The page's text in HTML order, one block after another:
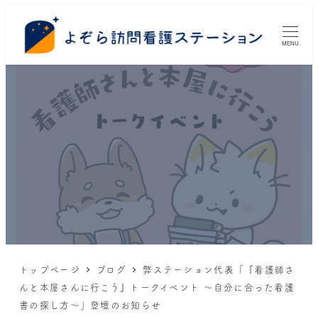
MENU
トップページ ブログ
弊ステーション代表「『看護師さ
んと本屋さんに行こう』トークイベント ～自分に合った看護
書の探し方～」登壇のお知らせ